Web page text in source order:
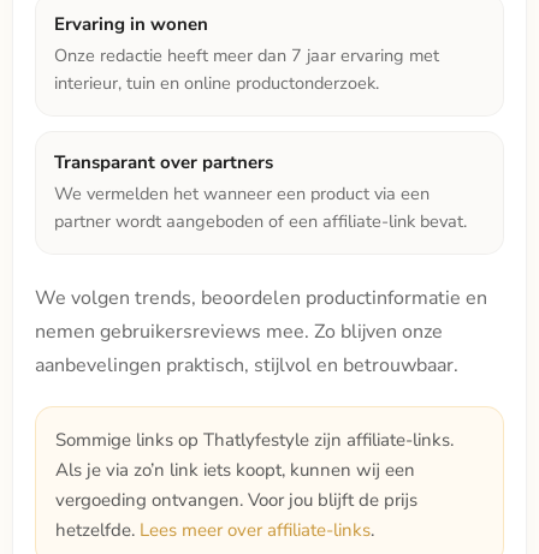
Ervaring in wonen
Onze redactie heeft meer dan 7 jaar ervaring met
interieur, tuin en online productonderzoek.
Transparant over partners
We vermelden het wanneer een product via een
partner wordt aangeboden of een affiliate-link bevat.
We volgen trends, beoordelen productinformatie en
nemen gebruikersreviews mee. Zo blijven onze
aanbevelingen praktisch, stijlvol en betrouwbaar.
Sommige links op Thatlyfestyle zijn affiliate-links.
Als je via zo’n link iets koopt, kunnen wij een
vergoeding ontvangen. Voor jou blijft de prijs
hetzelfde. Lees meer over affiliate-links.